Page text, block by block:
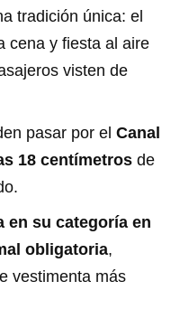
tradición única: el
cena y fiesta al aire
visten de
pasar por el Canal
18 centímetrosde
en su categoría en
obligatoria,
vestimenta más